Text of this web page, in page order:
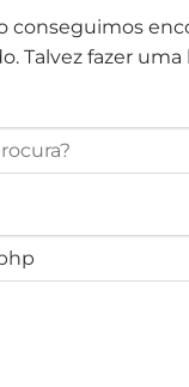
conseguimos
Talvez fazer